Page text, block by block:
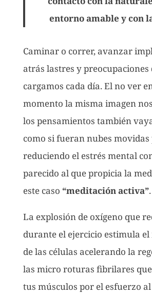
entorno amable y con
Caminar o correr, avanzar
atrás lastres y preocupaciones
cargamos cada día. El no ver
momento la misma imagen
los pensamientos también
como si fueran nubes
reduciendo el estrés mental
parecido al que propicia la
este caso “meditación activa”.
La explosión de oxígeno que
durante el ejercicio estimula
de las células acelerando la
las micro roturas fibrilares
tus músculos por el esfuerzo